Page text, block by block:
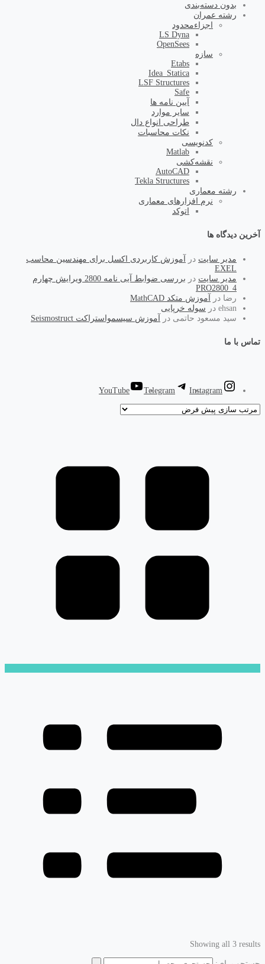
بدون دسته‌بندی
رشته عمران
اجزاء‌محدود
LS Dyna
OpenSees
سازه
Etabs
Idea_Statica
LSF Structures
Safe
آیین نامه ها
سایر موارد
طراحی انواع دال
نکات محاسبات
کد‌نویسی
Matlab
نقشه‌کشی
AutoCAD
Tekla Structures
رشته معماری
نرم افزارهای معماری
اتوکد
آخرین دیدگاه ها
مدیر سایت در
آموزش کاربردی اکسل برای مهندسین محاسب
EXEL
مدیر سایت در
بررسی ضوابط آیی نامه 2800 ویرایش چهارم
PRO2800_4
رضا در
آموزش متکد MathCAD
ehsan در سوله خرپایی
سید مسعود حاتمی در آموزش سیسمواستراکت Seismostruct
تماس با ما
Instagram
Telegram
YouTube
Showing all 3 results